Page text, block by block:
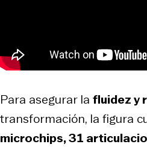
Para asegurar la fluidez y
transformación, la figura
microchips, 31